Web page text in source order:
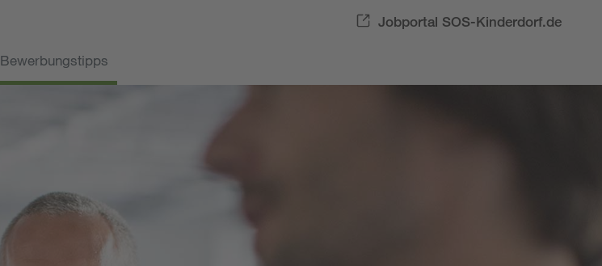
Jobportal SOS-Kinderdorf.de
Bewerbungstipps